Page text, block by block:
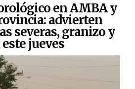
en AMBA y
advierten
severas, granizo y
jueves